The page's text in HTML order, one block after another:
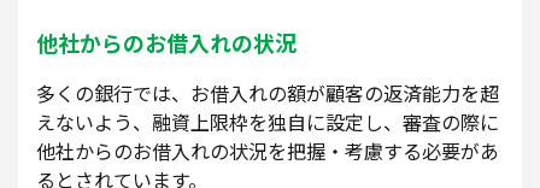
他社からのお借入れの状況
多くの銀行では、お借入れの額が顧客の返済能力を超
えないよう、融資上限枠を独自に設定し、審査の際に
他社からのお借入れの状況を把握・考慮する必要があ
るとされています。